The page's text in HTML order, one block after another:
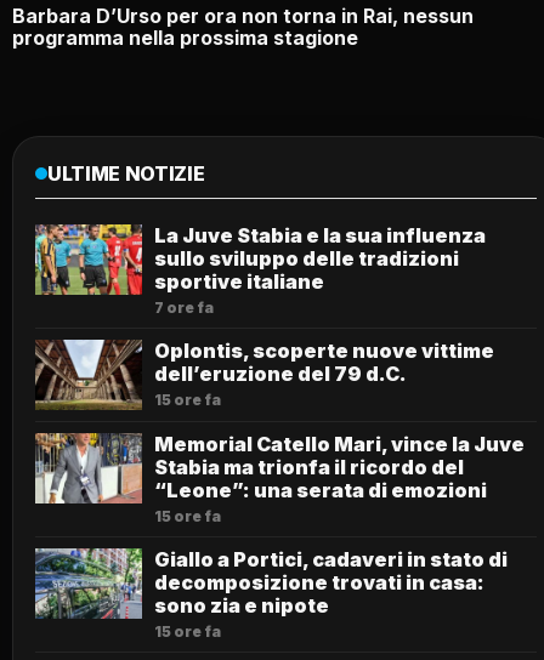
Barbara D’Urso per ora non torna in Rai, nessun
programma nella prossima stagione
ULTIME NOTIZIE
La Juve Stabia e la sua influenza
sullo sviluppo delle tradizioni
sportive italiane
7 ore fa
Oplontis, scoperte nuove vittime
dell’eruzione del 79 d.C.
15 ore fa
Memorial Catello Mari, vince la Juve
Stabia ma trionfa il ricordo del
“Leone”: una serata di emozioni
15 ore fa
Giallo a Portici, cadaveri in stato di
decomposizione trovati in casa:
sono zia e nipote
15 ore fa